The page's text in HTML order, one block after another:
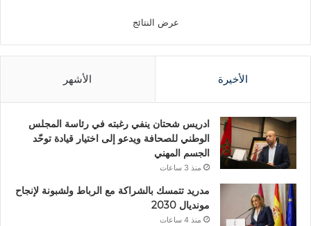
عرض النتائج
الأخيرة الأشهر
ادريس شحتان ينفي رغبته في رئاسة المجلس
الوطني للصحافة ويدعو إلى اختيار قيادة توحّد
الجسم المهني
منذ 3 ساعات
مدريد تتمسك بالشراكة مع الرباط ولشبونة لإنجاح
مونديال 2030
منذ 4 ساعات